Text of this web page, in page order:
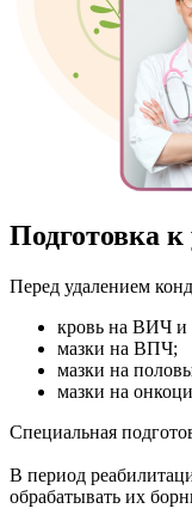
Подготовка
Перед удалением
кровь на ВИЧ и
мазки на ВПЧ;
мазки на
мазки на
Специальная
В период
обрабатывать их